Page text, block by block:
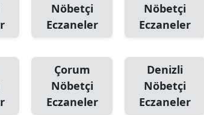
Nöbetçi
Eczaneler
Nöbetçi
Eczaneler
Çorum
Nöbetçi
Eczaneler
Denizli
Nöbetçi
Eczaneler